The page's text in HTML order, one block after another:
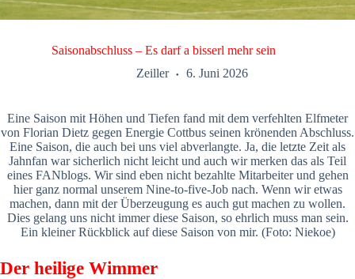
Saisonabschluss – Es darf a bisserl mehr sein
Zeiller
6. Juni 2026
Eine Saison mit Höhen und Tiefen fand mit dem verfehlten Elfmeter
von Florian Dietz gegen Energie Cottbus seinen krönenden Abschluss.
Eine Saison, die auch bei uns viel abverlangte. Ja, die letzte Zeit als
Jahnfan war sicherlich nicht leicht und auch wir merken das als Teil
eines FANblogs. Wir sind eben nicht bezahlte Mitarbeiter und gehen
hier ganz normal unserem Nine-to-five-Job nach. Wenn wir etwas
machen, dann mit der Überzeugung es auch gut machen zu wollen.
Dies gelang uns nicht immer diese Saison, so ehrlich muss man sein.
Ein kleiner Rückblick auf diese Saison von mir. (Foto: Niekoe)
Der heilige Wimmer